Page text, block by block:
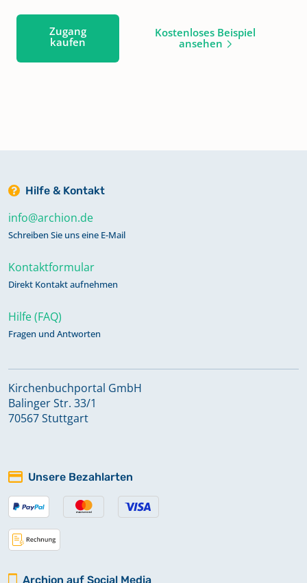
Zugang
kaufen
Kostenloses Beispiel
ansehen
Hilfe & Kontakt
info@archion.de
Schreiben Sie uns eine E-Mail
Kontaktformular
Direkt Kontakt aufnehmen
Hilfe (FAQ)
Fragen und Antworten
Kirchenbuchportal GmbH
Balinger Str. 33/1
70567 Stuttgart
Unsere Bezahlarten
Archion auf Social Media